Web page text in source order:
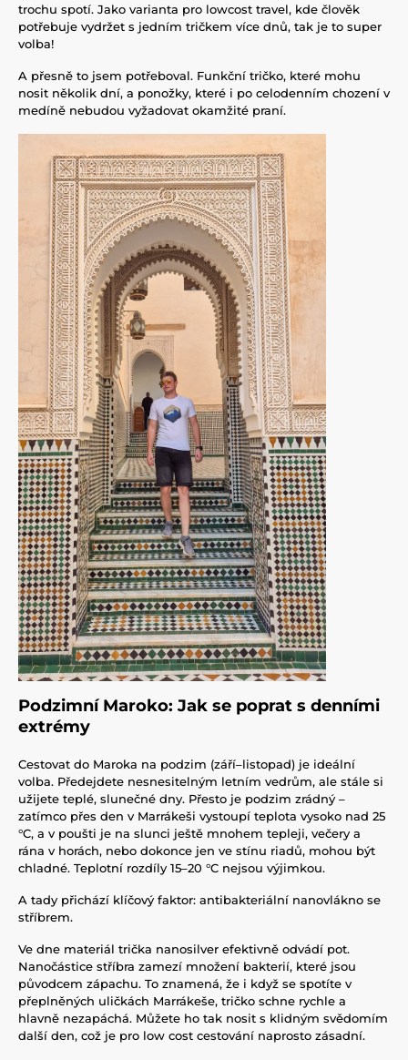
trochu spotí. Jako varianta pro lowcost travel, kde člověk
potřebuje vydržet s jedním tričkem více dnů, tak je to super
volba!
A přesně to jsem potřeboval. Funkční tričko, které mohu
nosit několik dní, a ponožky, které i po celodenním chození v
medíně nebudou vyžadovat okamžité praní.
Podzimní Maroko: Jak se poprat s denními
extrémy
Cestovat do Maroka na podzim (září–listopad) je ideální
volba. Předejdete nesnesitelným letním vedrům, ale stále si
užijete teplé, slunečné dny. Přesto je podzim zrádný –
zatímco přes den v Marrákeši vystoupí teplota vysoko nad 25
°C, a v poušti je na slunci ještě mnohem tepleji, večery a
rána v horách, nebo dokonce jen ve stínu riadů, mohou být
chladné. Teplotní rozdíly 15–20 °C nejsou výjimkou.
A tady přichází klíčový faktor: antibakteriální nanovlákno se
stříbrem.
Ve dne materiál trička nanosilver efektivně odvádí pot.
Nanočástice stříbra zamezí množení bakterií, které jsou
původcem zápachu. To znamená, že i když se spotíte v
přeplněných uličkách Marrákeše, tričko schne rychle a
hlavně nezapáchá. Můžete ho tak nosit s klidným svědomím
další den, což je pro low cost cestování naprosto zásadní.